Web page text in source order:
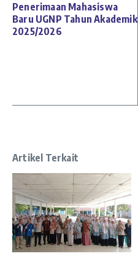
Penerimaan Mahasiswa
Baru UGNP Tahun Akademik
2025/2026
Artikel Terkait